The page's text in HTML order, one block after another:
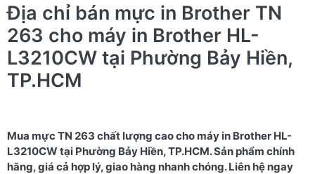
Địa chỉ bán mực in Brother TN
263 cho máy in Brother HL-
L3210CW tại Phường Bảy Hiền,
TP.HCM
Mua mực TN 263 chất lượng cao cho máy in Brother HL-
L3210CW tại Phường Bảy Hiền, TP.HCM. Sản phẩm chính
hãng, giá cả hợp lý, giao hàng nhanh chóng. Liên hệ ngay